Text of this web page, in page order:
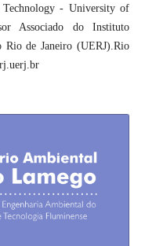
- University of
Associado do Instituto
Rio de Janeiro (UERJ).Rio